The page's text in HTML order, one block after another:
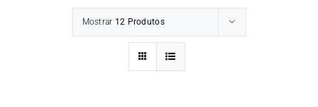
Mostrar 12 Produtos